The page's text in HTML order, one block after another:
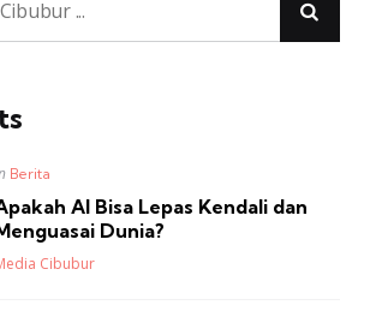
Berita
AI Bisa Lepas Kendali dan
Dunia?
Cibubur